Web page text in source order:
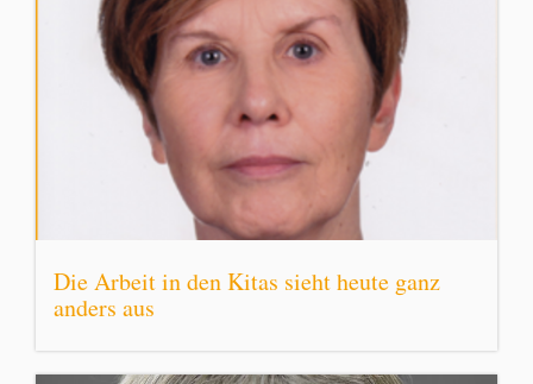
Die Arbeit in den Kitas sieht heute ganz
anders aus